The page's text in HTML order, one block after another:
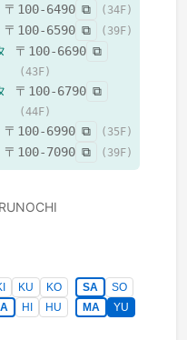
〒 100-6490 ⧉ ( 34F)
〒 100-6590 ⧉ ( 39F)
〒 100-6690 ⧉
(43F)
〒 100-6790 ⧉
(44F)
〒 100-6990 ⧉ ( 35 F)
〒 100-7090 ⧉ ( 39F)
KU KO SA
SO
HI HU MA
YU